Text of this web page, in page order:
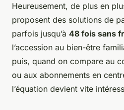
Heureusement, de plus en
proposent des solutions de
parfois jusqu’à 48 fois sans
l’accession au bien-être
puis, quand on compare au
ou aux abonnements en
l’équation devient vite